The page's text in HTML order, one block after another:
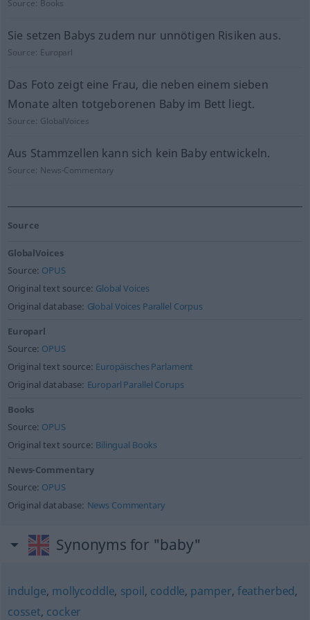
Source: Books
Sie setzen Babys zudem nur unnötigen Risiken aus.
Source: Europarl
Das Foto zeigt eine Frau, die neben einem sieben
Monate alten totgeborenen Baby im Bett liegt.
Source: GlobalVoices
Aus Stammzellen kann sich kein Baby entwickeln.
Source: News-Commentary
Source
GlobalVoices
Source: OPUS
Original text source: Global Voices
Original database: Global Voices Parallel Corpus
Europarl
Source: OPUS
Original text source: Europäisches Parlament
Original database: Europarl Parallel Corups
Books
Source: OPUS
Original text source: Bilingual Books
News-Commentary
Source: OPUS
Original database: News Commentary
Synonyms for "baby"
indulge, mollycoddle, spoil, coddle, pamper, featherbed,
cosset, cocker